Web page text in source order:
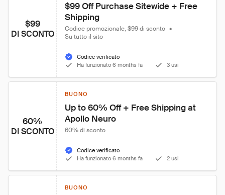
$99
DI SCONTO
$99 Off Purchase Sitewide + Free
Shipping
Codice promozionale, $99 di sconto •
Su tutto il sito
Codice verificato
Ha funzionato 6 months fa
3 usi
60%
DI SCONTO
BUONO
Up to 60% Off + Free Shipping at
Apollo Neuro
60% di sconto
Codice verificato
Ha funzionato 6 months fa
2 usi
BUONO